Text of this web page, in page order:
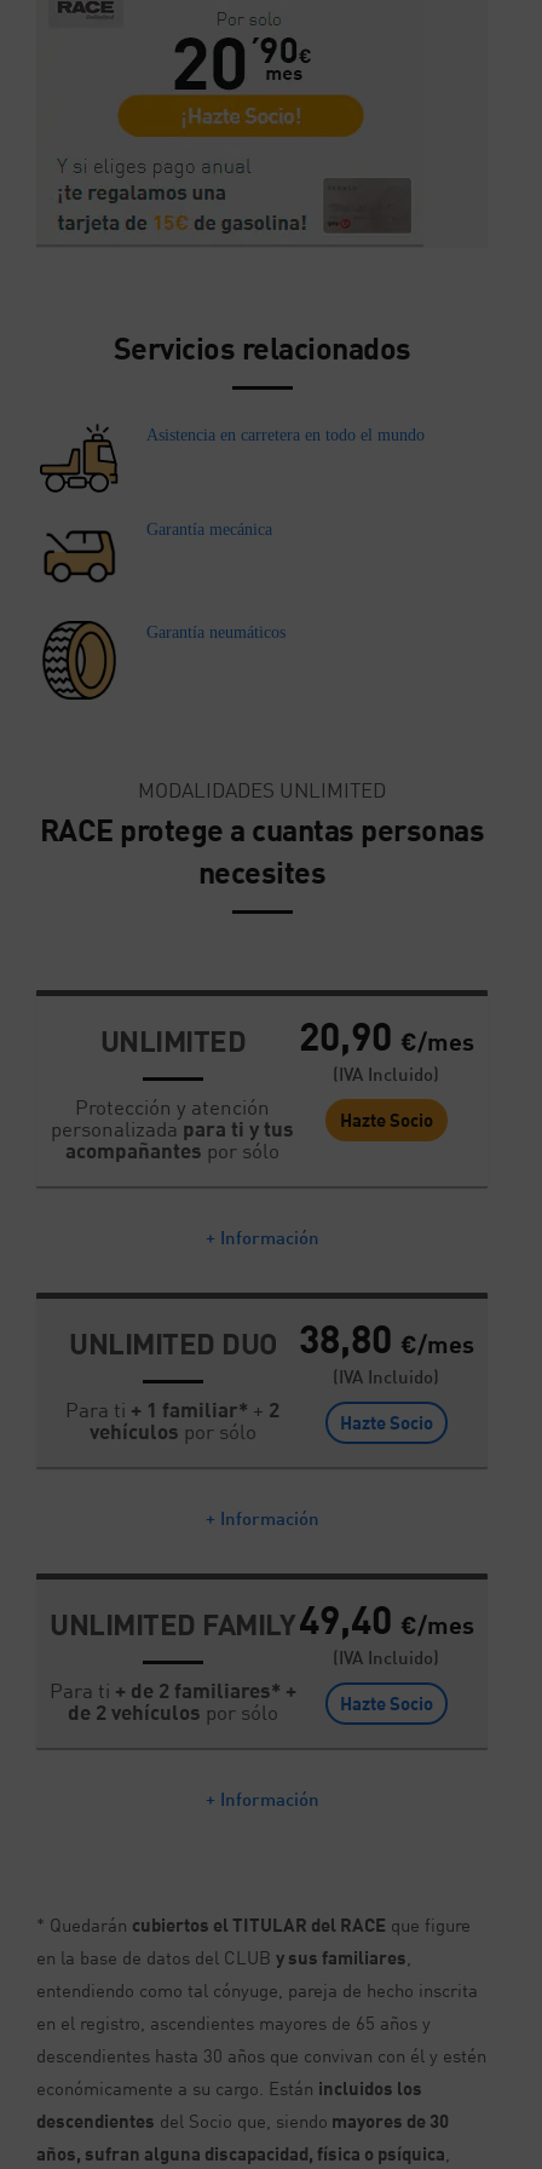
Servicios relacionados
Asistencia en carretera en todo el mundo
Garantía mecánica
Garantía neumáticos
MODALIDADES UNLIMITED
RACE protege a cuantas personas
necesites
UNLIMITED
Protección y atención
personalizadapara ti y tus
acompañantes por sólo
20,90 €/mes
(IVA Incluido)
Hazte Socio
+ Información
UNLIMITED DUO
Para ti + 1 familiar* + 2
vehículos por sólo
38,80 €/mes
(IVA Incluido)
Hazte Socio
+ Información
UNLIMITED FAMILY
Para ti + de 2 familiares* +
de 2 vehículos por sólo
49,40 €/mes
(IVA Incluido)
Hazte Socio
+ Información
* Quedarán cubiertos el TITULAR del RACE que figure
en la base de datos del CLUB y sus familiares
entendiendo como tal cónyuge, pareja de hecho inscrita
en el registro, ascendientes mayores de 65 años y
descendientes hasta 30 años que convivan con él y estén
económicamente a su cargo. Están incluidos los
descendientes del Socio que, siendo mayores de 30
años, sufran alguna discapacidad, física o psíquica